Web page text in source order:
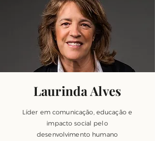
Laurinda Alves
Líder em comunicação, educação e
impacto social pelo
desenvolvimento humano